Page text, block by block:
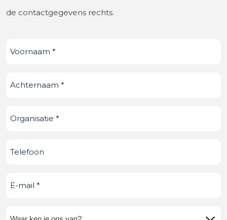
de contactgegevens rechts.
Voornaam (Vereist)
Achternaam (Vereist)
Organisatie(Vereist)
Telefoonnummer
E-
Waar